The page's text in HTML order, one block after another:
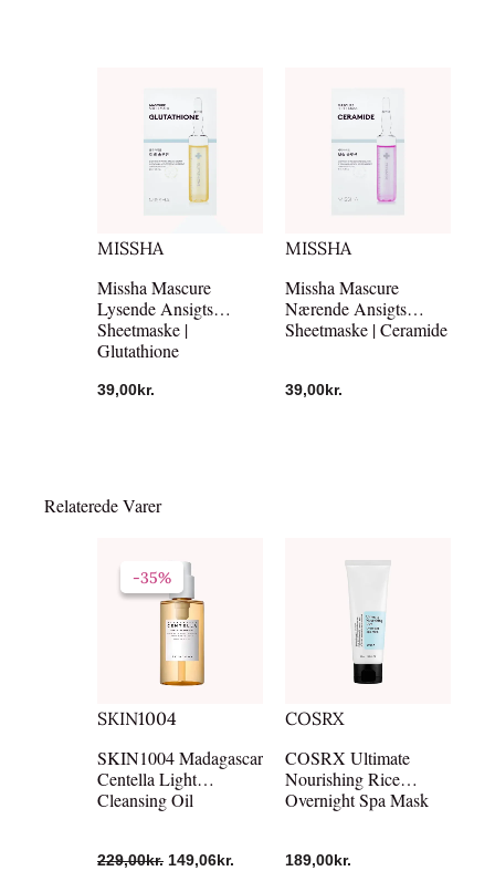
MISSHA
Missha Mascure
Lysende Ansigts
Sheetmaske |
Glutathione
39,00kr.
MISSHA
Missha Mascure
Nærende Ansigts
Sheetmaske | Ceramide
39,00kr.
Relaterede Varer
-35%
SKIN1004
-35%
SKIN1004 Madagascar
Centella Light
Cleansing Oil
229,00kr.
oprindelige
pris
var:
229,00kr..
149,06kr.
COSRX
COSRX Ultimate
Nourishing Rice
Overnight Spa Mask
189,00kr.